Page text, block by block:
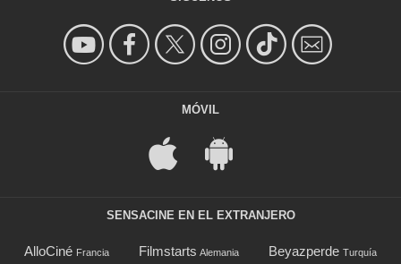
MÓVIL
SENSACINE EN EL EXTRANJERO
AlloCiné Francia Filmstarts Alemania Beyazperde Turquía